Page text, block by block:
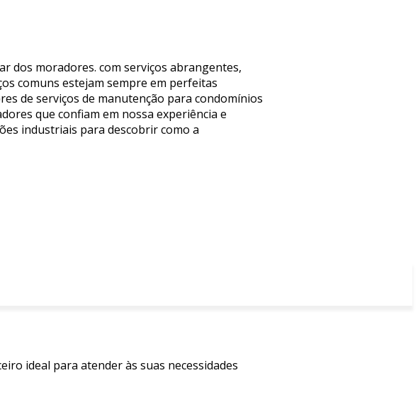
dos moradores. com serviços abrangentes,
comuns estejam sempre em perfeitas
de serviços de manutenção para condomínios
que confiam em nossa experiência e
industriais para descobrir como a
ideal para atender às suas necessidades